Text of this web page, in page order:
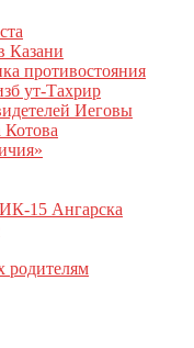
Казани
противостояния
ут-Тахрир
Иеговы
Котова
15 Ангарска
родителям